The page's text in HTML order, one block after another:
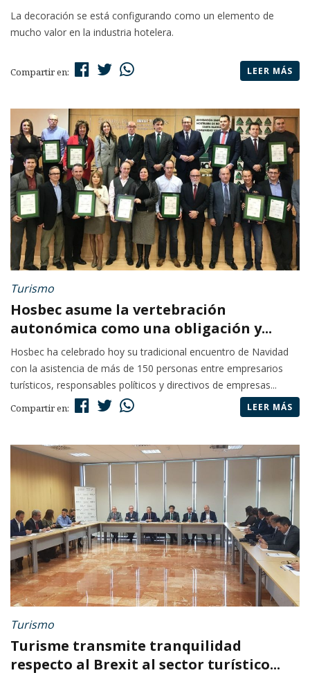
La decoración se está configurando como un elemento de
mucho valor en la industria hotelera.
Compartir en: LEER MÁS
Turismo
Hosbec asume la vertebración
autonómica como una obligación y...
Hosbec ha celebrado hoy su tradicional encuentro de Navidad
con la asistencia de más de 150 personas entre empresarios
turísticos, responsables políticos y directivos de empresas...
Compartir en: LEER MÁS
Turismo
Turisme transmite tranquilidad
respecto al Brexit al sector turístico...